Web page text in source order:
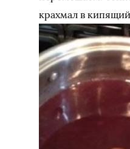
крахмал в